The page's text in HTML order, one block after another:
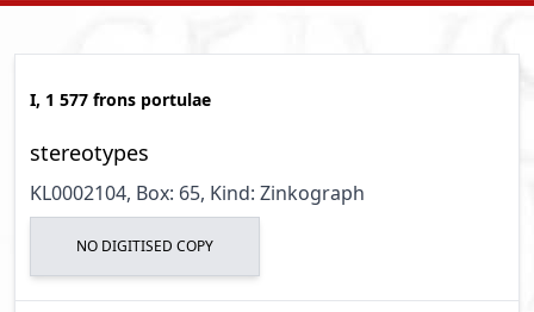
I, 1 577 frons portulae
stereotypes
KL0002104, Box: 65, Kind: Zinkograph
NO DIGITISED COPY